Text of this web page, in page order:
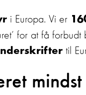
i Europa. Vi er
for at få
til